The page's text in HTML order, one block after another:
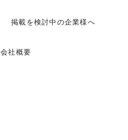
掲載を検討中の企業様へ
会社概要